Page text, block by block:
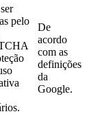
pelo
De
acordo
com as
definições
da
Google.